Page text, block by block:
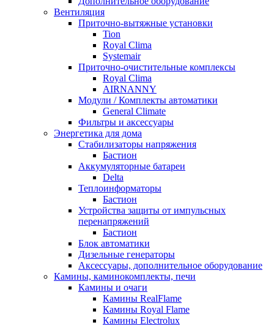
Вентиляция
Приточно-вытяжные установки
Tion
Royal Clima
Systemair
Приточно-очистительные комплексы
Royal Clima
AIRNANNY
Модули / Комплекты автоматики
General Climate
Фильтры и аксессуары
Энергетика для дома
Стабилизаторы напряжения
Бастион
Аккумуляторные батареи
Delta
Теплоинформаторы
Бастион
Устройства защиты от импульсных
перенапряжений
Бастион
Блок автоматики
Дизельные генераторы
Аксессуары, дополнительное оборудование
Камины, каминокомплекты, печи
Камины и очаги
Камины RealFlame
Камины Royal Flame
Камины Electrolux